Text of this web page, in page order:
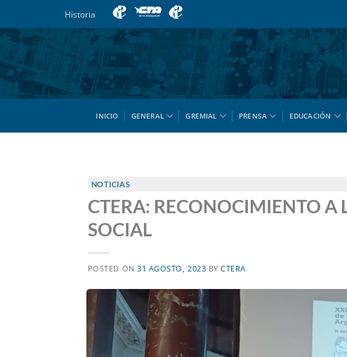
al
contenido
Historia
INICIO GENERAL GREMIAL PRENSA EDUCACIÓN
NOTICIAS
CTERA: RECONOCIMIENTO A
SOCIAL
POSTED ON31 AGOSTO, 2023 BYCTERA